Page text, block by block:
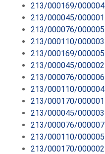
213/000169/000004
213/000045/000001
213/000076/000005
213/000110/000003
213/000169/000005
213/000045/000002
213/000076/000006
213/000110/000004
213/000170/000001
213/000045/000003
213/000076/000007
213/000110/000005
213/000170/000002